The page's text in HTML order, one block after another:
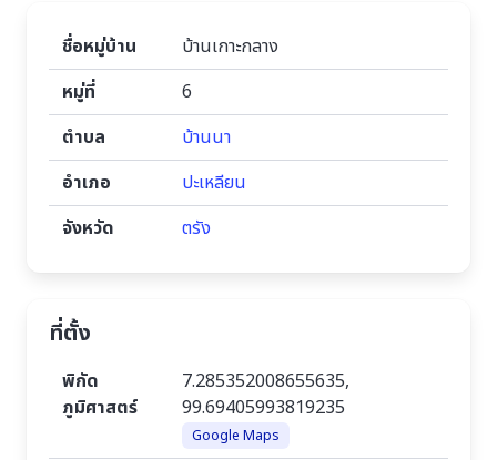
ชื่อหมู่บ้าน
บ้านเกาะกลาง
หมู่ที่
6
ตำบล
บ้านนา
อำเภอ
ปะเหลียน
จังหวัด
ตรัง
ที่ตั้ง
พิกัด
ภูมิศาสตร์
7.285352008655635,
99.69405993819235
Google Maps